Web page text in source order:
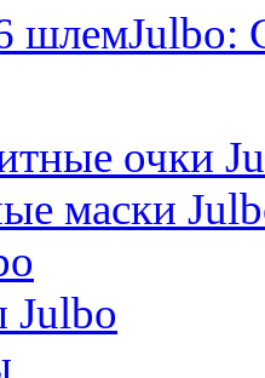
шлемJulbo:
очки
маски